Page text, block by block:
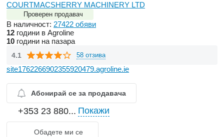
COURTMACSHERRY MACHINERY LTD
Проверен продавач
В наличност: 27422 обяви
12 години в Agroline
10 години на пазара
4.1 58 отзива
site1762266902355920479.agroline.ie
Абонирай се за продавача
+353 23 880... Покажи
Обадете ми се